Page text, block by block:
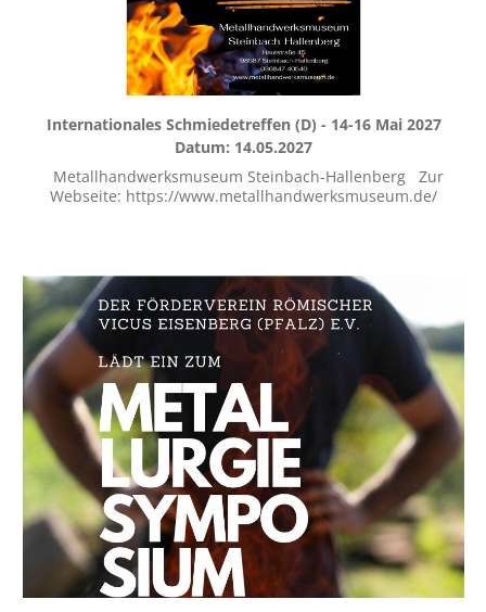
Internationales Schmiedetreffen (D) - 14-16 Mai 2027
Datum: 14.05.2027
Metallhandwerksmuseum Steinbach-Hallenberg Zur
Webseite: https://www.metallhandwerksmuseum.de/